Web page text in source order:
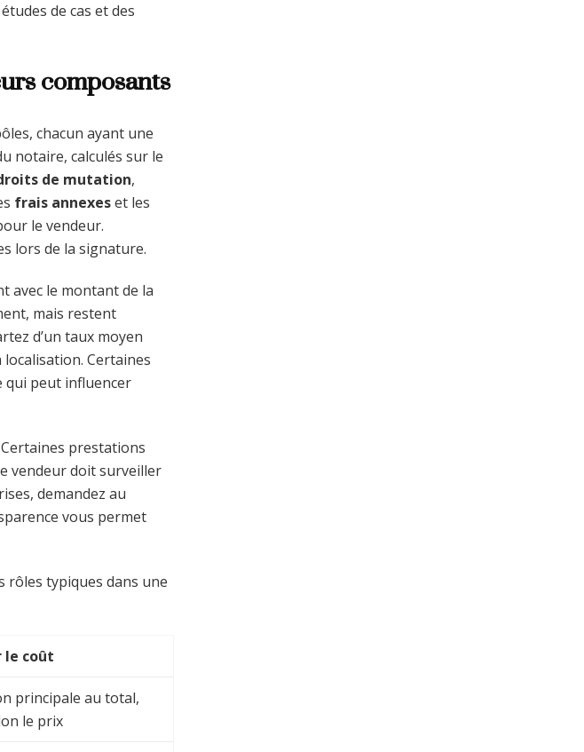
de cas et des
composants
chacun ayant une
notaire, calculés sur le
de mutation,
frais annexeset les
le vendeur.
lors de la signature.
avec le montant de la
mais restent
d’un taux moyen
Certaines
qui peut influencer
prestations
vendeur doit surveiller
demandez au
vous permet
rôles typiques dans une
le coût
principale au total,
le prix